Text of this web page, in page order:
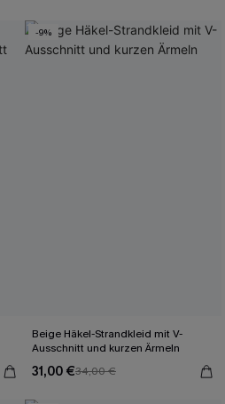
-9%
Beige Häkel-Strandkleid mit V-
Ausschnitt und kurzen Ärmeln
31,00 €34,00 €